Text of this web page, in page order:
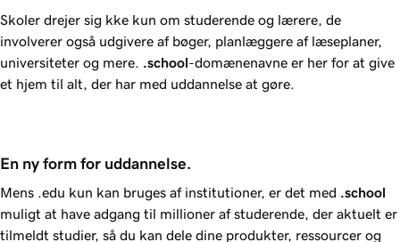
Skoler drejer sig kke kun om studerende og lærere, de
involverer også udgivere af bøger, planlæggere af læseplaner,
universiteter og mere.
.school-domænenavne er her for at give
et hjem til alt, der har med uddannelse at gøre.
En ny form for uddannelse.
Mens .edu kun kan bruges af institutioner, er det med .school
muligt at have adgang til millioner af studerende, der aktuelt er
tilmeldt studier, så du kan dele dine produkter, ressourcer og